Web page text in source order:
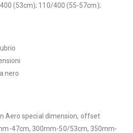
(53cm); 110/400 (55-57cm);
nero
Aero special dimension, offset
47cm, 300mm-50/53cm, 350mm-